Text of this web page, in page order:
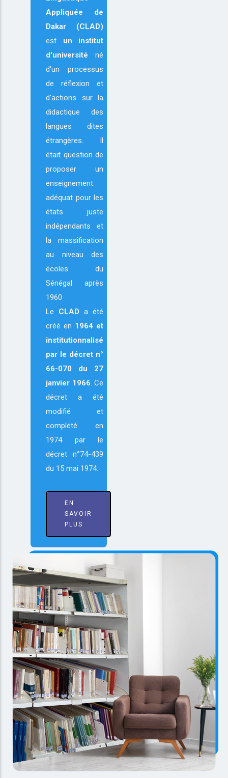
Appliquée de
Dakar (CLAD)
est un institut
d'université né
d'un processus
de réflexion et
d'actions sur la
didactique des
langues dites
étrangères. Il
était question de
proposer un
enseignement
adéquat pour les
états juste
indépendants et
la massification
au niveau des
écoles du
Sénégal après
1960
Le CLAD a été
créé en 1964 et
institutionnalisé
par le décret n°
66-070 du 27
janvier 1966. Ce
décret a été
modifié et
complété en
1974 par le
décret n°74-439
du 15 mai 1974.
EN
SAVOIR
PLUS